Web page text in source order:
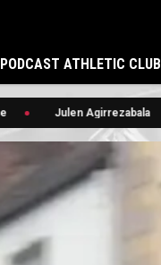
PODCAST ATHLETIC CLUB
Julen Agirrezabala